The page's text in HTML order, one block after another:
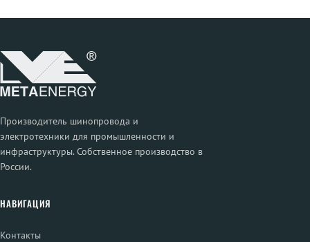
Производитель шинопровода и
электротехники для промышленности и
инфраструктуры. Собственное производство в
России.
НАВИГАЦИЯ
Контакты